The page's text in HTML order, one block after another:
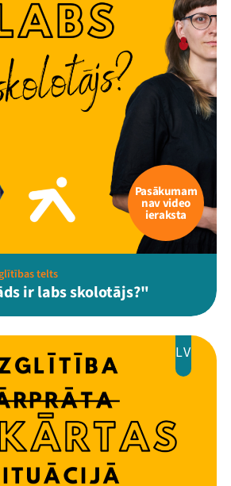
Pasākumam
nav video
ieraksta
telts
ir labs skolotājs?"
LV